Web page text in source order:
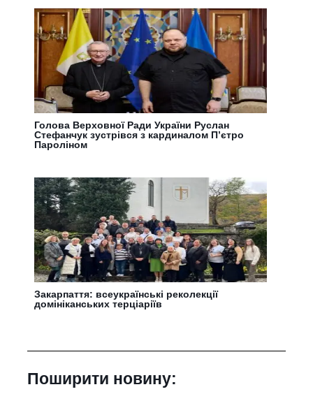
Голова Верховної Ради України Руслан
Стефанчук зустрівся з кардиналом П’єтро
Пароліном
Закарпаття: всеукраїнські реколекції
домініканських терціаріїв
Поширити новину: